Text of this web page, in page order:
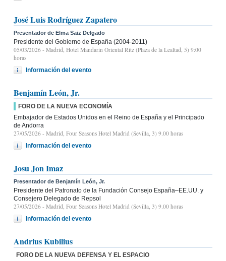
José Luis Rodríguez Zapatero
Presentador de Elma Saiz Delgado
Presidente del Gobierno de España (2004-2011)
05/03/2026 - Madrid, Hotel Mandarin Oriental Ritz (Plaza de la Lealtad, 5) 9:00
horas
Información del evento
Benjamín León, Jr.
FORO DE LA NUEVA ECONOMÍA
Embajador de Estados Unidos en el Reino de España y el Principado
de Andorra
27/05/2026 - Madrid, Four Seasons Hotel Madrid (Sevilla, 3) 9.00 horas
Información del evento
Josu Jon Imaz
Presentador de Benjamín León, Jr.
Presidente del Patronato de la Fundación Consejo España–EE.UU. y
Consejero Delegado de Repsol
27/05/2026 - Madrid, Four Seasons Hotel Madrid (Sevilla, 3) 9.00 horas
Información del evento
Andrius Kubilius
FORO DE LA NUEVA DEFENSA Y EL ESPACIO